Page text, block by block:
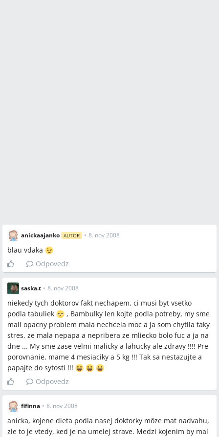
anickaajanko AUTOR • 8. nov 2008
blau vdaka
Odpovedz
saska.t • 8. nov 2008
niekedy tych doktorov fakt nechapem, ci musi byt vsetko
podla tabuliek
, Bambulky len kojte podla potreby, my sme
mali opacny problem mala nechcela moc a ja som chytila taky
stres, ze mala nepapa a nepribera ze mliecko bolo fuc a ja na
dne ... My sme zase velmi malicky a lahucky ale zdravy !!!! Pre
porovnanie, mame 4 mesiaciky a 5 kg !!! Tak sa nestazujte a
papajte do sytosti !!!
Odpovedz
fifinna • 8. nov 2008
anicka, kojene dieta podla nasej doktorky môze mat nadvahu,
zle to je vtedy, ked je na umelej strave. Medzi kojenim by mal